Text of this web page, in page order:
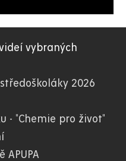
vybraných
2026
- "Chemie pro život"
APUPA